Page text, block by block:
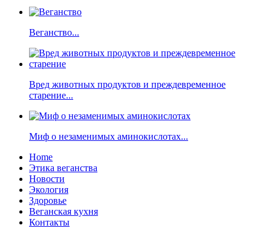
Веганство...
Вред животных продуктов и преждевременное
старение...
Миф о незаменимых аминокислотах...
Home
Этика веганства
Новости
Экология
Здоровье
Веганская кухня
Контакты